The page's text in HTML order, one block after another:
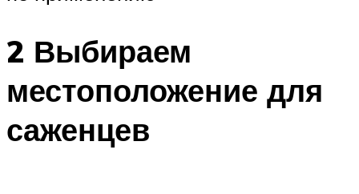
2 Выбираем
местоположение для
саженцев